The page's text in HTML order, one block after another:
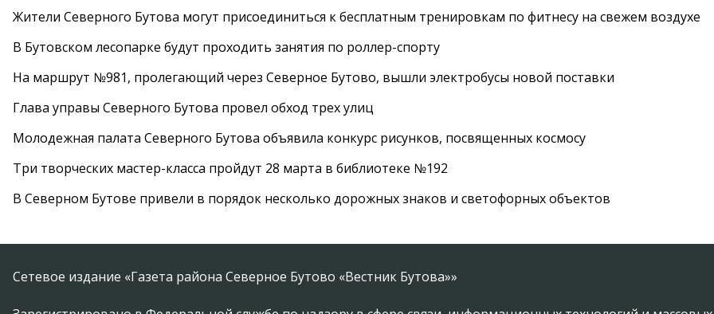
Жители Северного Бутова могут присоединиться к бесплатным тренировкам по фитнесу на свежем воздухе
В Бутовском лесопарке будут проходить занятия по роллер-спорту
На маршрут №981, пролегающий через Северное Бутово, вышли электробусы новой поставки
Глава управы Северного Бутова провел обход трех улиц
Молодежная палата Северного Бутова объявила конкурс рисунков, посвященных космосу
Три творческих мастер-класса пройдут 28 марта в библиотеке №192
В Северном Бутове привели в порядок несколько дорожных знаков и светофорных объектов
Сетевое издание «Газета района Северное Бутово «Вестник Бутова»»